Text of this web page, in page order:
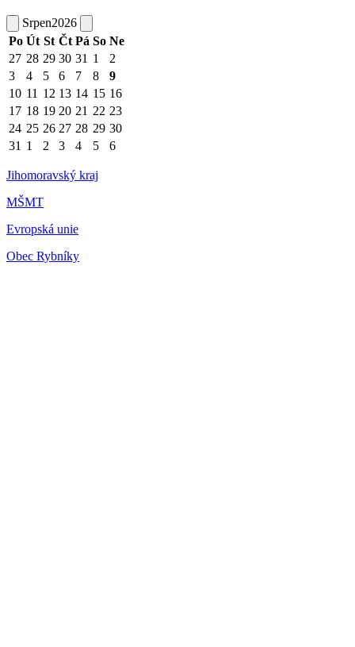
Srpen2026
Po Út St Čt Pá So Ne
27 28 29 30 31 1
2
3
4 5 6 7 8
9
10 11 12 13 14 15 16
17 18 19 20 21 22 23
24 25 26 27 28 29 30
31 1 2 3 4 5 6
Jihomoravský kraj
MŠMT
Evropská unie
Obec Rybníky